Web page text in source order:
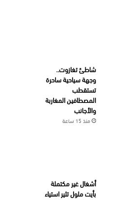
شاطئ تغازوت..
وجهة سياحية ساحرة
تستقطب
المصطافين المغاربة
والأجانب
منذ 15 ساعة
أشغال غير مكتملة
بأيت ملول تثير استياء